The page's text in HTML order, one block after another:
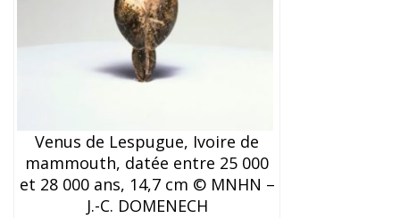
Venus de Lespugue, Ivoire de
mammouth, datée entre 25 000
et 28 000 ans, 14,7 cm © MNHN –
J.-C. DOMENECH